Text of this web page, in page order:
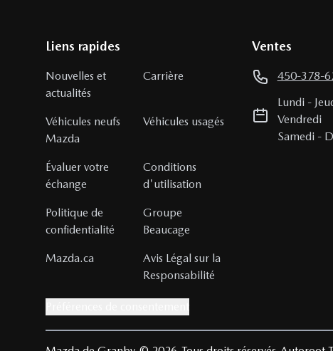
Liens rapides
Nouvelles et
actualités
Carrière
Véhicules neufs
Mazda
Véhicules usagés
Évaluer votre
échange
Conditions
d'utilisation
Politique de
confidentialité
Groupe
Beaucage
Mazda.ca
Avis Légal sur la
Responsabilité
Ventes
450-378-
Lundi -
Vendredi
Samedi -